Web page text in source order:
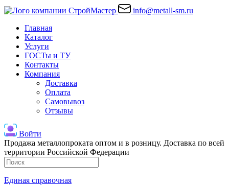
info@metall-sm.ru
Главная
Каталог
Услуги
ГОСТы и ТУ
Контакты
Компания
Доставка
Оплата
Самовывоз
Отзывы
Войти
Продажа металлопроката оптом и в розницу. Доставка по всей
территории Российской Федерации
Единая справочная